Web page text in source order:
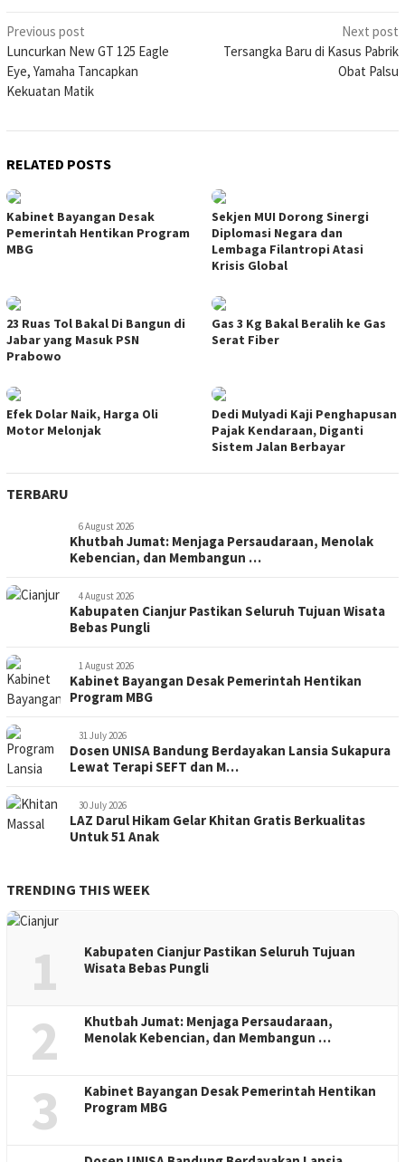
Post
navigation
Previous post
Luncurkan New GT 125 Eagle
Eye, Yamaha Tancapkan
Kekuatan Matik
Next post
Tersangka Baru di Kasus Pabrik
Obat Palsu
RELATED POSTS
Kabinet Bayangan Desak
Pemerintah Hentikan Program
MBG
Sekjen MUI Dorong Sinergi
Diplomasi Negara dan
Lembaga Filantropi Atasi
Krisis Global
23 Ruas Tol Bakal Di Bangun di
Jabar yang Masuk PSN
Prabowo
Gas 3 Kg Bakal Beralih ke Gas
Serat Fiber
Efek Dolar Naik, Harga Oli
Motor Melonjak
Dedi Mulyadi Kaji Penghapusan
Pajak Kendaraan, Diganti
Sistem Jalan Berbayar
TERBARU
6 August 2026
Khutbah Jumat: Menjaga Persaudaraan, Menolak
Kebencian, dan Membangun …
4 August 2026
Kabupaten Cianjur Pastikan Seluruh Tujuan Wisata
Bebas Pungli
1 August 2026
Kabinet Bayangan Desak Pemerintah Hentikan
Program MBG
31 July 2026
Dosen UNISA Bandung Berdayakan Lansia Sukapura
Lewat Terapi SEFT dan M…
30 July 2026
LAZ Darul Hikam Gelar Khitan Gratis Berkualitas
Untuk 51 Anak
TRENDING THIS WEEK
1
Kabupaten Cianjur Pastikan Seluruh Tujuan
Wisata Bebas Pungli
2
Khutbah Jumat: Menjaga Persaudaraan,
Menolak Kebencian, dan Membangun …
3
Kabinet Bayangan Desak Pemerintah Hentikan
Program MBG